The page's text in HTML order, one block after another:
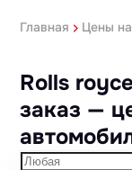
Главная Цены
Rolls
заказ —